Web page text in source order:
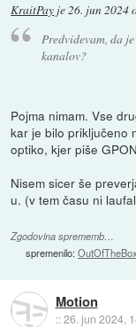
KraitPay je26. jun 2024
Predvidevam, da
kanalov?
Pojma nimam. Vse
kar je bilo priključeno
optiko, kjer piše
Nisem sicer še
u. (v tem času ni
Zgodovina sprememb…
spremenilo:OutOfTheBox
Motion
::26. jun 2024,